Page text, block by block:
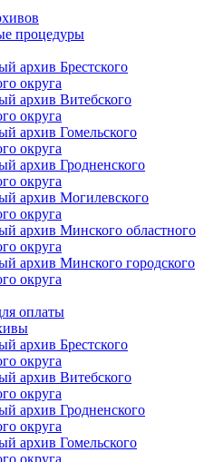
процедуры
архив Брестского
округа
архив Витебского
округа
архив Гомельского
округа
архив Гродненского
округа
архив Могилевского
округа
архив Минского областного
округа
архив Минского городского
округа
оплаты
архив Брестского
округа
архив Витебского
округа
архив Гродненского
округа
архив Гомельского